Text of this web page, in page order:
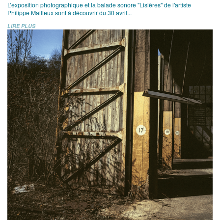
L’exposition photographique et la balade sonore "Lisières" de l'artiste
Philippe Mailleux sont à découvrir du 30 avril...
LIRE PLUS